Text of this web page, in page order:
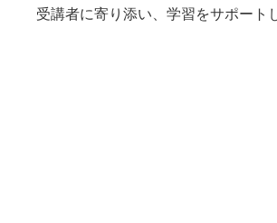
受講者に寄り添い、学習をサポート